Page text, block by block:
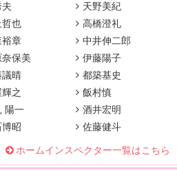
天野美紀
也
高橋澄礼
裕章
中井伸二郎
奈保美
伊藤陽子
晴
都築基史
之
飯村慎
陽一
酒井宏明
博昭 佐藤健斗
ホームインスペクター一覧はこちら